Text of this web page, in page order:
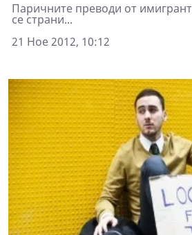
Паричните преводи от
се страни...
21 Ное 2012, 10:12